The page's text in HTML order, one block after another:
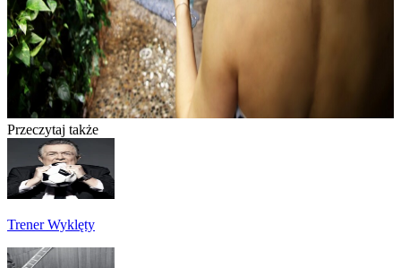
Przeczytaj także
Trener Wyklęty